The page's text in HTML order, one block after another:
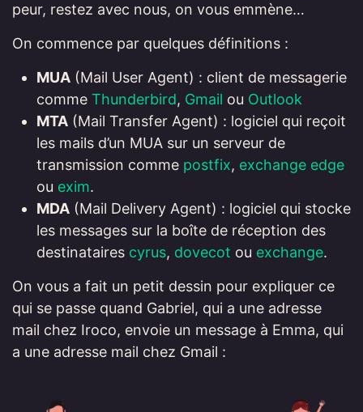
peur, restez avec nous, on vous emmène…
On commence par quelques définitions :
MUA (Mail User Agent) : client de messagerie
comme Thunderbird, Gmail ou Outlook
MTA (Mail Transfer Agent) : logiciel qui reçoit
les mails d’un MUA sur un serveur de
transmission comme postfix, exchange edge
ou exim.
MDA (Mail Delivery Agent) : logiciel qui stocke
les messages sur la boîte de réception des
destinataires cyrus, dovecot ou exchange.
On vous a fait un petit dessin pour expliquer ce
qui se passe quand Gabriel, qui a une adresse
mail chez Iroco, envoie un message à Emma, qui
a une adresse mail chez Gmail :